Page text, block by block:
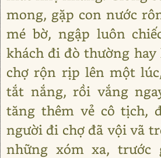
mong, gặp con nước
mé bờ, ngập luôn
khách đi đò thường hay
chợ rộn rịp lên một
tắt nắng, rồi vắng
tăng thêm vẻ cô tịch,
người đi chợ đã vội vã
những xóm xa, trước